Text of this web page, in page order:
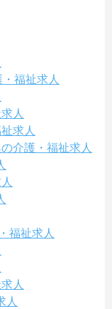
福祉求人
人
求人
介護・福祉求人
福祉求人
人
人